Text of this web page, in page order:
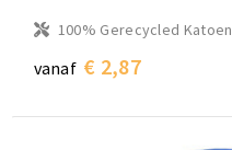
100% Gerecycled Katoen
vanaf € 2,87